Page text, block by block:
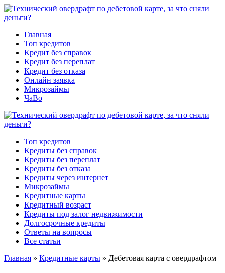
Главная
Топ кредитов
Кредит без справок
Кредит без переплат
Кредит без отказа
Онлайн заявка
Микрозаймы
ЧаВо
Топ кредитов
Кредиты без справок
Кредиты без переплат
Кредиты без отказа
Кредиты через интернет
Микрозаймы
Кредитные карты
Кредитный возраст
Кредиты под залог недвижимости
Долгосрочные кредиты
Ответы на вопросы
Все статьи
Главная » Кредитные карты » Дебетовая карта с овердрафтом